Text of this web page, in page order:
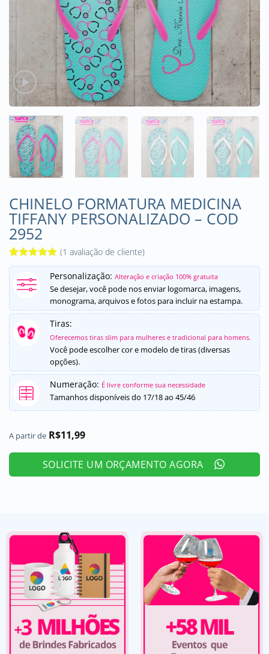
CHINELO FORMATURA MEDICINA
TIFFANY PERSONALIZADO – COD
2952
Avaliado
como
de
5, com
baseado em
1
avaliação
de cliente
(1 avaliação de cliente)
Personalização: Alteração e criação 100% gratuita
Se desejar, você pode nos enviar logomarca, imagens,
monograma, arquivos e fotos para incluir na estampa.
Tiras:
Oferecemos tiras slim para mulheres e tradicional para homens.
Você pode escolher cor e modelo de tiras (diversas
opções).
Numeração: É livre conforme sua necessidade
Tamanhos disponíveis do 17/18 ao 45/46
A partir de R$11,99
SOLICITE UM ORÇAMENTO AGORA